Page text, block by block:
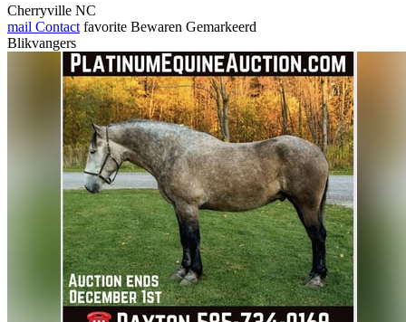
Cherryville NC
mail Contact favorite Bewaren Gemarkeerd
Blikvangers